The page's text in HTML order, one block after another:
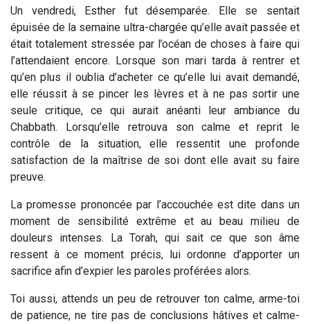
Un vendredi, Esther fut désemparée. Elle se sentait
épuisée de la semaine ultra-chargée qu’elle avait passée et
était totalement stressée par l’océan de choses à faire qui
l’attendaient encore. Lorsque son mari tarda à rentrer et
qu’en plus il oublia d’acheter ce qu’elle lui avait demandé,
elle réussit à se pincer les lèvres et à ne pas sortir une
seule critique, ce qui aurait anéanti leur ambiance du
Chabbath. Lorsqu’elle retrouva son calme et reprit le
contrôle de la situation, elle ressentit une profonde
satisfaction de la maîtrise de soi dont elle avait su faire
preuve.
La promesse prononcée par l’accouchée est dite dans un
moment de sensibilité extrême et au beau milieu de
douleurs intenses. La Torah, qui sait ce que son âme
ressent à ce moment précis, lui ordonne d’apporter un
sacrifice afin d’expier les paroles proférées alors.
Toi aussi, attends un peu de retrouver ton calme, arme-toi
de patience, ne tire pas de conclusions hâtives et calme-